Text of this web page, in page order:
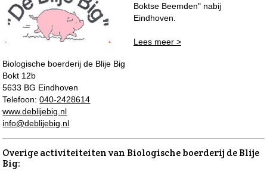
Biologische boerderij de Blije Big
Bokt 12b
5633 BG Eindhoven
Telefoon:040-2428614
www.deblijebig.nl
info@deblijebig.nl
Boktse Beemden" nabij
Eindhoven.
Lees meer >
Overige activiteiteiten van Biologische boerderij de Blije
Big: